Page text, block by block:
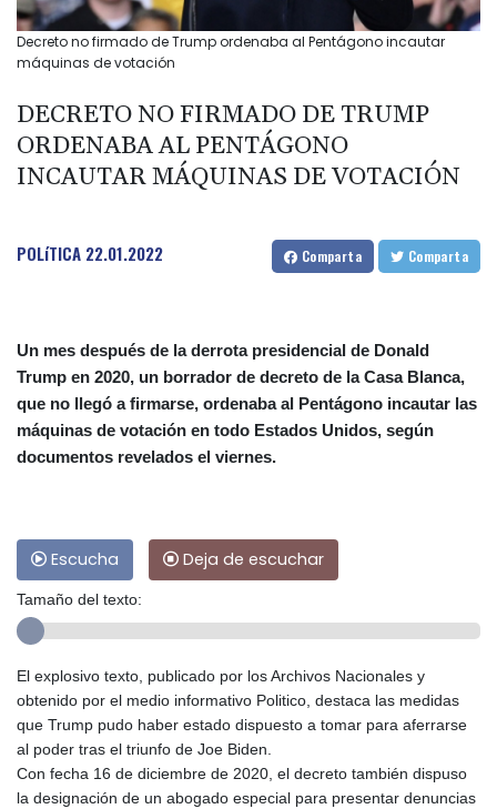
Decreto no firmado de Trump ordenaba al Pentágono incautar
máquinas de votación
DECRETO NO FIRMADO DE TRUMP
ORDENABA AL PENTÁGONO
INCAUTAR MÁQUINAS DE VOTACIÓN
POLíTICA 22.01.2022 Comparta Comparta
Un mes después de la derrota presidencial de Donald
Trump en 2020, un borrador de decreto de la Casa Blanca,
que no llegó a firmarse, ordenaba al Pentágono incautar las
máquinas de votación en todo Estados Unidos, según
documentos revelados el viernes.
Escucha Deja de escuchar
Tamaño del texto:
El explosivo texto, publicado por los Archivos Nacionales y
obtenido por el medio informativo Politico, destaca las medidas
que Trump pudo haber estado dispuesto a tomar para aferrarse
al poder tras el triunfo de Joe Biden.
Con fecha 16 de diciembre de 2020, el decreto también dispuso
la designación de un abogado especial para presentar denuncias